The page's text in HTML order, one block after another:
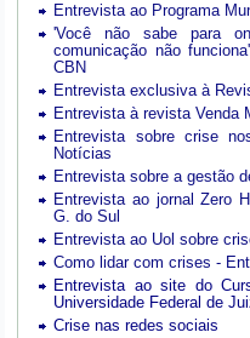
Entrevista ao Programa
'Você não sabe para
comunicação não
CBN
Entrevista exclusiva à
Entrevista à revista Venda
Entrevista sobre crise
Notícias
Entrevista sobre a gestão
Entrevista ao jornal Zero
G. do Sul
Entrevista ao Uol sobre
Como lidar com crises -
Entrevista ao site do
Universidade Federal de
Crise nas redes sociais